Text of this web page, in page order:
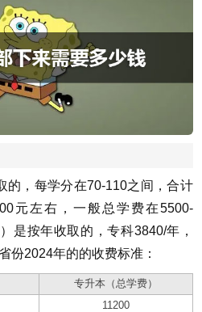
的，每学分在70-110之间，合计
元左右，一般总学费在5500-
是按年收取的，专科3840/年，
份2024年的的收费标准：
专升本（总学费）
11200